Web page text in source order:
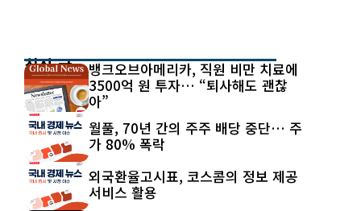
최신 글
뱅크오브아메리카, 직원 비만 치료에
3500억 원 투자… “퇴사해도 괜찮
아”
월풀, 70년 간의 주주 배당 중단… 주
가 80% 폭락
외국환율고시표, 코스콤의 정보 제공
서비스 활용